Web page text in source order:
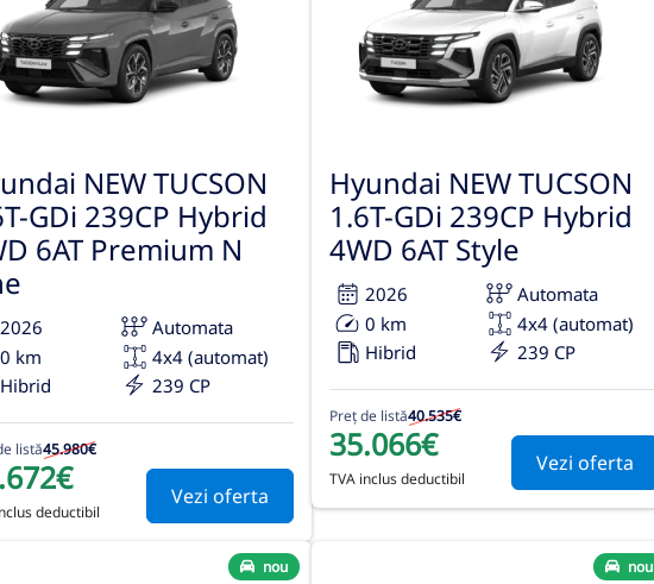
NEW TUCSON
GDi 239CP Hybrid
6AT Premium N
2026
Automata
0 km
4x4 (automat)
Hibrid
239 CP
listă45.980€
deductibil
Vezi oferta
Hyundai NEW TUCSON
1.6T-GDi 239CP Hybrid
4WD 6AT Style
2026
Automata
0 km
4x4 (automat)
Hibrid
239 CP
Preț de listă40.535€
35.066€
TVA inclus deductibil
Vezi oferta
nou nou